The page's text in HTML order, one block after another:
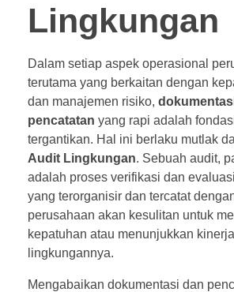
Lingkungan
Dalam setiap aspek operasional
terutama yang berkaitan dengan
dan manajemen risiko,
pencatatan yang rapi adalah
tergantikan. Hal ini berlaku mutlak
Audit Lingkungan. Sebuah audit,
adalah proses verifikasi dan
yang terorganisir dan tercatat
perusahaan akan kesulitan untuk
kepatuhan atau menunjukkan
lingkungannya.
Mengabaikan dokumentasi dan